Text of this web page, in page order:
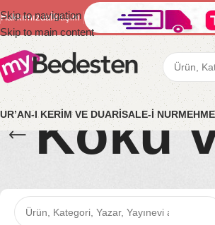
Skip to navigation
Skip to main content
Hakkımızdaİletişim
I KERİM VE DUARİSALE-İ NUR
Koku